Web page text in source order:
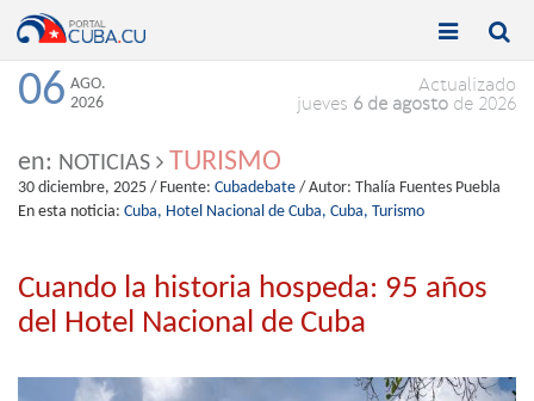
Toggle

Toggle

06 AGO.
2026
Actualizado
jueves 6 de agosto de 2026
en: NOTICIAS TURISMO
30 diciembre, 2025 / Fuente: Cubadebate / Autor: Thalía Fuentes Puebla
En esta noticia: Cuba, Hotel Nacional de Cuba, Cuba, Turismo
Cuando la historia hospeda: 95 años
del Hotel Nacional de Cuba